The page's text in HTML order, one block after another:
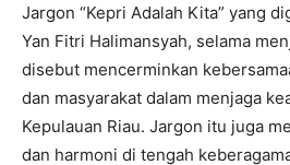
Jargon “Kepri Adalah Kita” yang
Yan Fitri Halimansyah, selama
disebut mencerminkan
dan masyarakat dalam menjaga
Kepulauan Riau. Jargon itu juga
dan harmoni di tengah